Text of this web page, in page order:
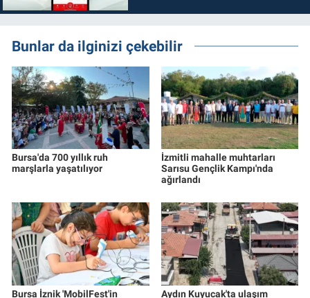
Bunlar da ilginizi çekebilir
Bursa'da 700 yıllık ruh
marşlarla yaşatılıyor
İzmitli mahalle muhtarları
Sarısu Gençlik Kampı'nda
ağırlandı
Bursa İznik 'MobilFest'in Aydın Kuyucak'ta ulaşım